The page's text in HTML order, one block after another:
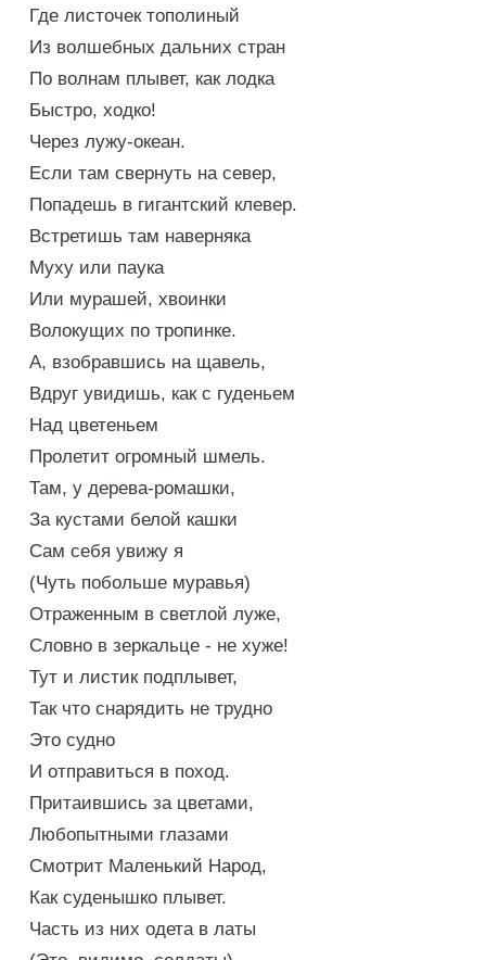
Где листочек тополиный
Из волшебных дальних стран
По волнам плывет, как лодка
Быстро, ходко!
Через лужу-океан.
Если там свернуть на север,
Попадешь в гигантский клевер.
Встретишь там наверняка
Муху или паука
Или мурашей, хвоинки
Волокущих по тропинке.
А, взобравшись на щавель,
Вдруг увидишь, как с гуденьем
Над цветеньем
Пролетит огромный шмель.
Там, у дерева-ромашки,
За кустами белой кашки
Сам себя увижу я
(Чуть побольше муравья)
Отраженным в светлой луже,
Словно в зеркальце - не хуже!
Тут и листик подплывет,
Так что снарядить не трудно
Это судно
И отправиться в поход.
Притаившись за цветами,
Любопытными глазами
Смотрит Маленький Народ,
Как суденышко плывет.
Часть из них одета в латы